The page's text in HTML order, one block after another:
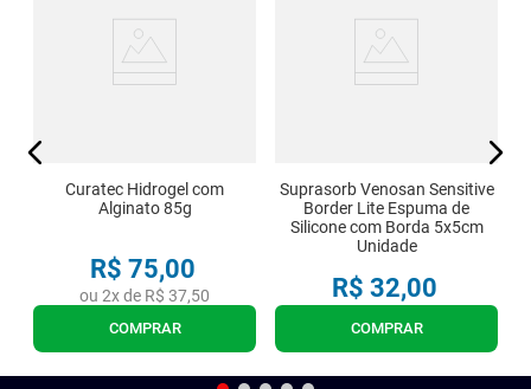
Curatec Hidrogel com
Alginato 85g
R$ 75,00
ou 2x de R$ 37,50
COMPRAR
Suprasorb Venosan Sensitive
Border Lite Espuma de
Silicone com Borda 5x5cm
Unidade
R$ 32,00
COMPRAR